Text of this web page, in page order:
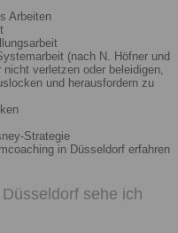
Arbeiten
(nach N. Höfner und
verletzen oder beleidigen,
und herausfordern zu
Strategie
in Düsseldorf erfahren
sehe ich